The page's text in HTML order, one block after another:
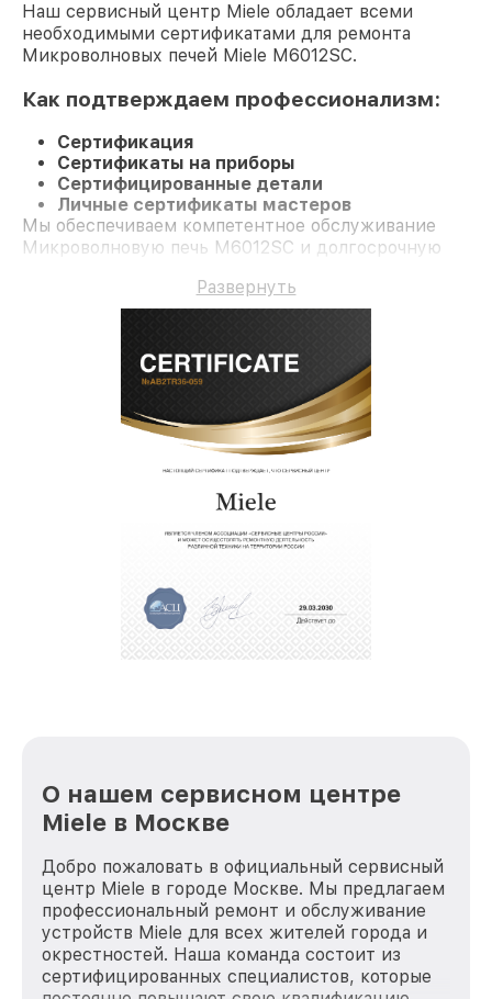
Наш сервисный центр Miele обладает всеми
необходимыми сертификатами для ремонта
Микроволновых печей Miele M6012SC.
Как подтверждаем профессионализм:
Сертификация
Сертификаты на приборы
Сертифицированные детали
Личные сертификаты мастеров
Мы обеспечиваем компетентное обслуживание
Микроволновую печь M6012SC и долгосрочную
Развернуть
О нашем сервисном центре
Miele в Москве
Добро пожаловать в официальный сервисный
центр Miele в городе Москве. Мы предлагаем
профессиональный ремонт и обслуживание
устройств Miele для всех жителей города и
окрестностей. Наша команда состоит из
сертифицированных специалистов, которые